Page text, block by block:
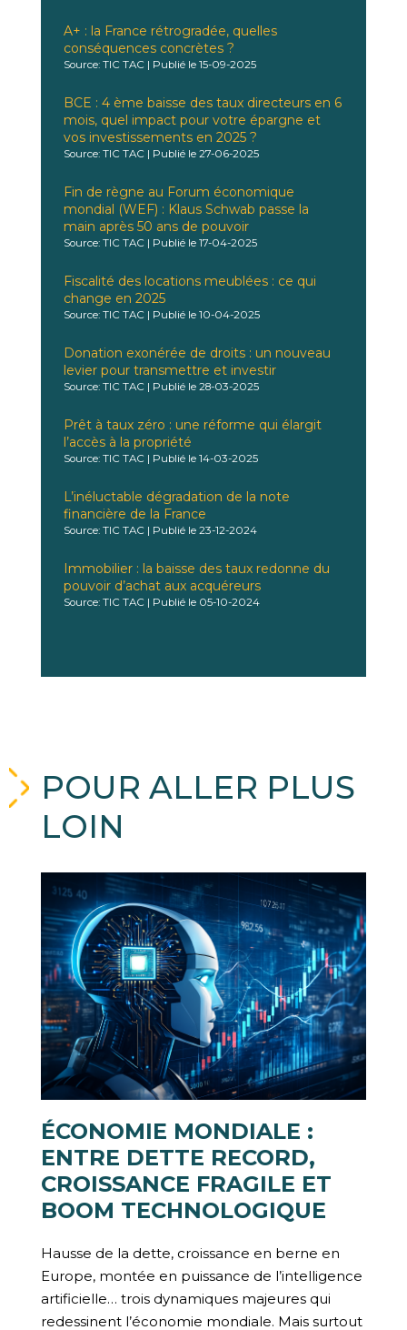
A+ : la France rétrogradée, quelles
conséquences concrètes ?
Source: TIC TAC Publié le 15-09-2025
BCE : 4 ème baisse des taux directeurs en 6
mois, quel impact pour votre épargne et
vos investissements en 2025 ?
Source: TIC TAC Publié le 27-06-2025
Fin de règne au Forum économique
mondial (WEF) : Klaus Schwab passe la
main après 50 ans de pouvoir
Source: TIC TAC Publié le 17-04-2025
Fiscalité des locations meublées : ce qui
change en 2025
Source: TIC TAC Publié le 10-04-2025
Donation exonérée de droits : un nouveau
levier pour transmettre et investir
Source: TIC TAC Publié le 28-03-2025
Prêt à taux zéro : une réforme qui élargit
l’accès à la propriété
Source: TIC TAC Publié le 14-03-2025
L’inéluctable dégradation de la note
financière de la France
Source: TIC TAC Publié le 23-12-2024
Immobilier : la baisse des taux redonne du
pouvoir d’achat aux acquéreurs
Source: TIC TAC Publié le 05-10-2024
POUR ALLER PLUS
LOIN
ÉCONOMIE MONDIALE :
ENTRE DETTE RECORD,
CROISSANCE FRAGILE ET
BOOM TECHNOLOGIQUE
Hausse de la dette, croissance en berne en
Europe, montée en puissance de l’intelligence
artificielle… trois dynamiques majeures qui
redessinent l’économie mondiale. Mais surtout